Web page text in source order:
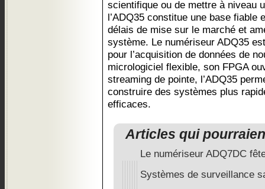
scientifique ou de mettre à niveau
l’ADQ35 constitue une base fiable
délais de mise sur le marché et
système. Le numériseur ADQ35
pour l’acquisition de données de
micrologiciel flexible, son FPGA
streaming de pointe, l’ADQ35
construire des systèmes plus
efficaces.
Articles qui
Le numériseur ADQ7DC
Systèmes de surveillance